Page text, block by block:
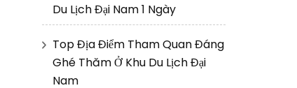
Du Lịch Đại Nam 1 Ngày
Top Địa Điểm Tham Quan Đáng
Ghé Thăm Ở Khu Du Lịch Đại
Nam